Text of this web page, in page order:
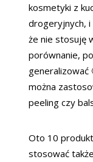
kosmetyki z
drogeryjnych,
że nie stosuję
porównanie,
generalizować
można
peeling czy
Oto 10
stosować